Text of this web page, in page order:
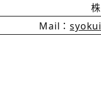
Mail：